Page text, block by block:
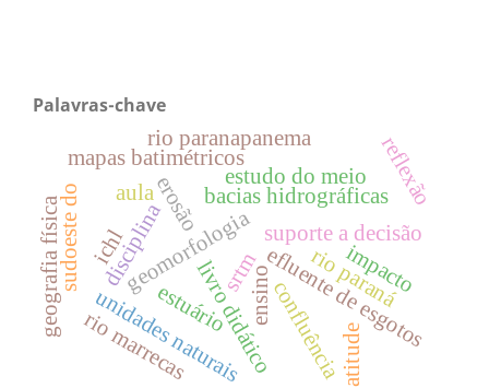
Palavras-chave
geomorfologiaensino
livro didáticoefluente de esgotos
estuário
suporte a decisão
erosão bacias hidrográficas
srtm
unidades naturais
mapas batimétricos
confluênciario paraná
rio paranapanema
impacto
rio marrecas
sudoeste do
geografia física disciplina
aula reflexão
atitude
estudo do meio
ichl